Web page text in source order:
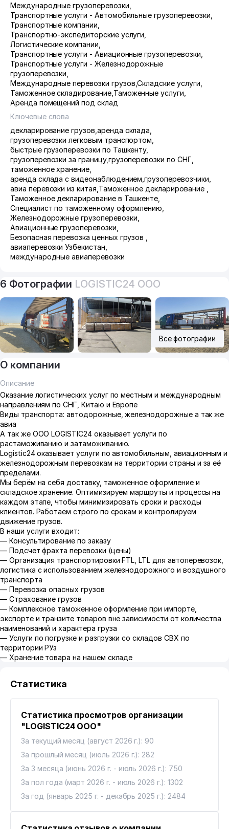
Международные грузоперевозки
Транспортные услуги - Автомобильные грузоперевозки
Транспортные компании
Транспортно-экспедиторские услуги
Логистические компании
Транспортные услуги - Авиационные грузоперевозки
Транспортные услуги - Железнодорожные
грузоперевозки
Международные перевозки грузов ,Складские услуги
Таможенное складирование, Таможенные услуги
Аренда помещений под склад
Ключевые слова
декларирование грузов аренда склада
грузоперевозки легковым транспортом
быстрые грузоперевозки по Ташкенту,
грузоперевозки за границу,грузоперевозки по СНГ
таможенное хранение
аренда склада с видеонаблюдением ,грузоперевозчики
авиа перевозки из китая Таможенное декларирование
Таможенное декларирование в Ташкенте
Специалист по таможенному оформлению
Железнодорожные грузоперевозки
Авиационные грузоперевозки
Безопасная перевозка ценных грузов
авиаперевозки Узбекистан
международные авиаперевозки
6 Фотографии LOGISTIC24 ООО
Все фотографии
О компании
Описание
Оказание логистических услуг по местным и международным
направлениям по СНГ, Китаю и Европе
Виды транспорта: автодорожные, железнодорожные а так же
авиа
А так же OOO LOGISTIC24 оказывает услуги по
растаможиванию и затаможиванию.
Logistic24 оказывает услуги по автомобильным, авиационным и
железнодорожным перевозкам на территории страны и за её
пределами.
Мы берём на себя доставку, таможенное оформление и
складское хранение. Оптимизируем маршруты и процессы на
каждом этапе, чтобы минимизировать сроки и расходы
клиентов. Работаем строго по срокам и контролируем
движение грузов.
В наши услуги входит:
— Консультирование по заказу
— Подсчет фрахта перевозки (цены)
— Организация транспортировки FTL, LTL для автоперевозок,
логистика с использованием железнодорожного и воздушного
транспорта
— Перевозка опасных грузов
— Страхование грузов
— Комплексное таможенное оформление при импорте,
экспорте и транзите товаров вне зависимости от количества
наименований и характера груза
— Услуги по погрузке и разгрузки со складов СВХ по
территории РУз
— Хранение товара на нашем складе
Статистика
Статистика просмотров организации
"LOGISTIC24 ООО"
За текущий месяц (август 2026 г.): 90
За прошлый месяц (июль 2026 г.): 282
За 3 месяца (июнь 2026 г. - июль 2026 г.): 750
За пол года (март 2026 г. - июль 2026 г.): 1302
За год (январь 2025 г. - декабрь 2025 г.): 2484